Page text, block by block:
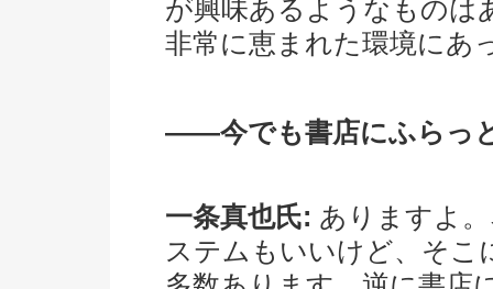
が興味あるようなものは
非常に恵まれた環境にあ
――今でも書店にふらっ
一条真也氏: ありますよ
ステムもいいけど、そ